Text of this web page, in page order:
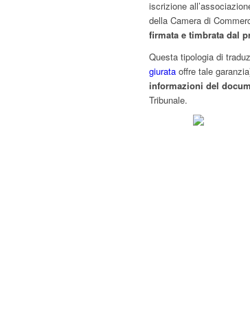
iscrizione
della Camera di
firmata e timbrata dal
Questa tipologia di
giurata offre tale
informazioni del
Tribunale.